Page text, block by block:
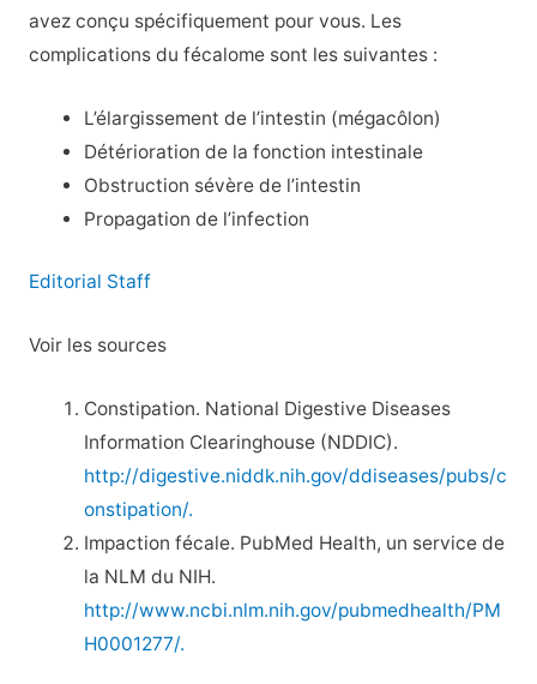
avez conçu spécifiquement pour vous. Les
complications du fécalome sont les suivantes :
L’élargissement de l’intestin (mégacôlon)
Détérioration de la fonction intestinale
Obstruction sévère de l’intestin
Propagation de l’infection
Editorial Staff
Voir les sources
Constipation. National Digestive Diseases
Information Clearinghouse (NDDIC).
http://digestive.niddk.nih.gov/ddiseases/pubs/c
onstipation/.
Impaction fécale. PubMed Health, un service de
la NLM du NIH.
http://www.ncbi.nlm.nih.gov/pubmedhealth/PM
H0001277/.